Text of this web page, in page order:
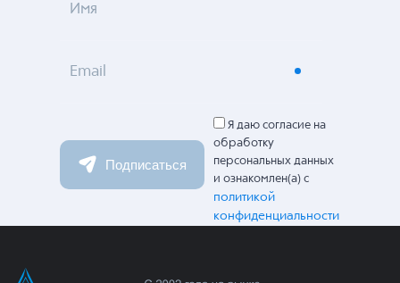
Имя
Email
Подписаться
Я даю согласие на
обработку
персональных данных
и ознакомлен(а) с
политикой
конфиденциальности